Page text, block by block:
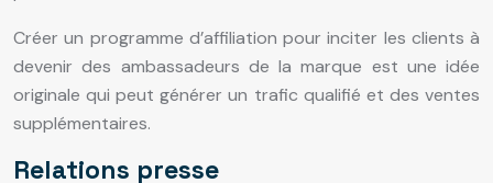
Créer un programme d’affiliation pour inciter les clients à
devenir des ambassadeurs de la marque est une idée
originale qui peut générer un trafic qualifié et des ventes
supplémentaires.
Relations presse